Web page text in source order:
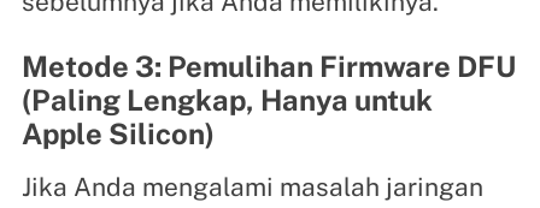
Metode 3: Pemulihan Firmware DFU
(Paling Lengkap, Hanya untuk
Apple Silicon)
Jika Anda mengalami masalah jaringan